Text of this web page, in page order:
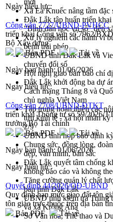
mới
Xã Ea Knuếc nâng tầm đặc
Đắk Lắk tập huấn triển
"Bình dân học vụ số" đến
Xử lý nghiêm các hành vi
bệnh trái phép
UBND tỉnh Đắk Lắk và
chuyển đổi số
Hội nghị giao ban báo chí
Đắk Lắk khởi động ba dự
Cách mạng Tháng 8 và
chủ nghĩa Việt Nam
Tập trung hoàn thiện các
tựu kinh tế - xã hội nhân kỷ
2/9
UBND tỉnh họp báo định
Chung sức, đồng lòng,
đẹp, văn minh, bản sắc
Đắk Lắk quyết tâm chống
không báo cáo và không
Tăng cường quản lý chất
bàn tỉnh Đắk Lắk
UBND tỉnh kiểm tra Trung
và xã Krông Ana
Sở Văn hóa, Thể thao và
Ngày hiệu lực:
Công văn 7727/UBND-PVHCC
triển khai Công văn số 7962/
Bộ Xây dựng
Bản PDF
Tải về
Ngày ban hành:01/06/2026
Ngày hiệu lực:
Công văn 7708/UBND-ĐTKT
triển khai Thông tư số 59/2026/
trưởng Bộ Tài chính
Bản PDF
Tải về
Ngày ban hành:01/06/2026
Ngày hiệu lực:
Quyết định 44/2026/QĐ-UBND
Quy định hạn mức giao đất tôn
tôn giáo trực thuộc trên địa bàn
Bản PDF
Tải về